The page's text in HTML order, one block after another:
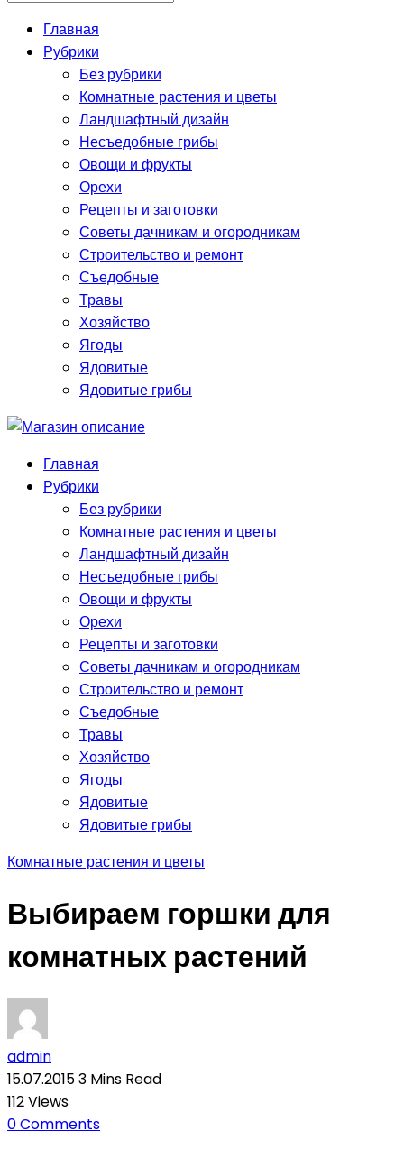
Главная
Рубрики
Без рубрики
Комнатные растения и цветы
Ландшафтный дизайн
Несъедобные грибы
Овощи и фрукты
Орехи
Рецепты и заготовки
Советы дачникам и огородникам
Строительство и ремонт
Съедобные
Травы
Хозяйство
Ягоды
Ядовитые
Ядовитые грибы
Главная
Рубрики
Без рубрики
Комнатные растения и цветы
Ландшафтный дизайн
Несъедобные грибы
Овощи и фрукты
Орехи
Рецепты и заготовки
Советы дачникам и огородникам
Строительство и ремонт
Съедобные
Травы
Хозяйство
Ягоды
Ядовитые
Ядовитые грибы
Комнатные растения и цветы
Выбираем горшки для
комнатных растений
admin
15.07.20153 Mins Read
112Views
0Comments